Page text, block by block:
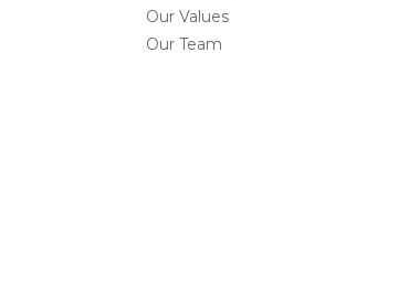
Our Values
Our Team